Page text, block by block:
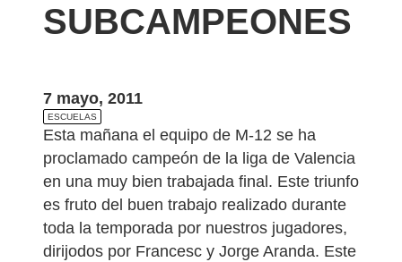
SUBCAMPEONES
7 mayo, 2011
ESCUELAS
Esta mañana el equipo de M-12 se ha
proclamado campeón de la liga de Valencia
en una muy bien trabajada final. Este triunfo
es fruto del buen trabajo realizado durante
toda la temporada por nuestros jugadores,
dirijodos por Francesc y Jorge Aranda. Este